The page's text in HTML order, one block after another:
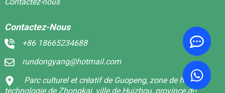
Contactez-nous
Contactez-Nous
+86 18665234688
rundongyang@hotmail.com
Parc culturel et créatif de Guopeng, zone de haute
technologie de Zhongkai, ville de Huizhou, province du